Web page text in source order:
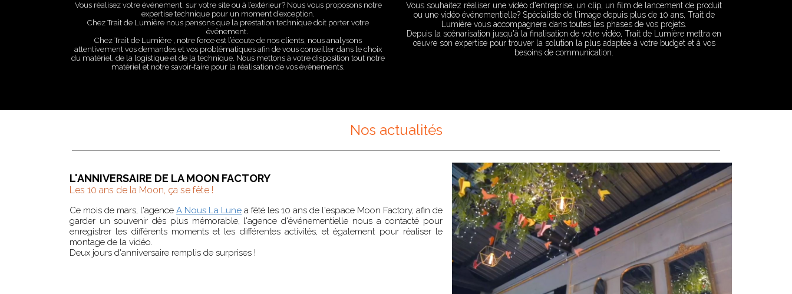
Vous réalisez votre événement, sur votre site ou à l’extérieur? Nous vous proposons notre
expertise technique pour un moment d’exception.
Chez Trait de Lumière nous pensons que la prestation technique doit porter votre
événement.
Chez Trait de Lumière , notre force est l’écoute de nos clients, nous analysons
attentivement vos demandes et vos problématiques afin de vous conseiller dans le choix
du matériel, de la logistique et de la technique. Nous mettons à votre disposition tout notre
matériel et notre savoir-faire pour la réalisation de vos événements.
Vous souhaitez réaliser une vidéo d'entreprise, un clip, un film de lancement de produit
ou une vidéo événementielle? Spécialiste de l'image depuis plus de 10 ans, Trait de
Lumière vous accompagnera dans toutes les phases de vos projets.
Depuis la scénarisation jusqu'à la finalisation de votre vidéo, Trait de Lumière mettra en
œuvre son expertise pour trouver la solution la plus adaptée à votre budget et à vos
besoins de communication.
Nos actualités
L'ANNIVERSAIRE DE LA MOON FACTORY
Les 10 ans de la Moon, ça se fête !
Ce mois de mars, l'agence A Nous La Lune a fêté les 10 ans de l'espace Moon Factory, afin de
garder un souvenir dès plus mémorable, l'agence d'événementielle nous a contacté pour
enregistrer les différents moments et les différentes activités, et également pour réaliser le
montage de la vidéo.
Deux jours d'anniversaire remplis de surprises !